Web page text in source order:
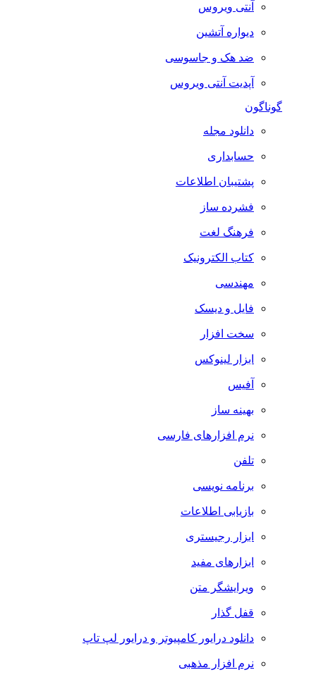
آنتی ویروس
دیواره آتشین
ضد هک و جاسوسی
آپدیت آنتی ویروس
گوناگون
دانلود مجله
حسابداری
پشتیبان اطلاعات
فشرده ساز
فرهنگ لغت
کتاب الکترونیک
مهندسی
فایل و دیسک
سخت افزار
ابزار لینوکس
آفیس
بهینه ساز
نرم افزارهای فارسی
تلفن
برنامه نویسی
بازیابی اطلاعات
ابزار رجیستری
ابزارهای مفید
ویرایشگر متن
قفل گذار
دانلود درایور کامپیوتر و درایور لپ تاپ
نرم افزار مذهبی